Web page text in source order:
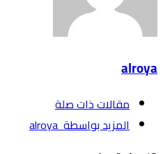
alroya
‫مقالات ذات صلة‬
‫‫المزيد بواسطة‬ ‬ alroya